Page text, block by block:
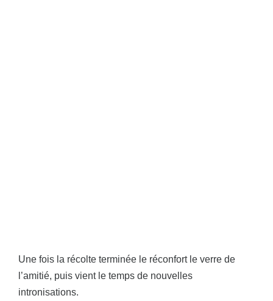
Une fois la récolte terminée le réconfort le verre de
l’amitié, puis vient le temps de nouvelles
intronisations.